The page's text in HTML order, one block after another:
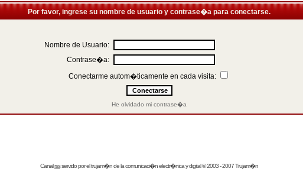
Por favor, ingrese su nombre de usuario y contrase�a para conectarse.
Nombre de Usuario:
Contrase�a:
Conectarme autom�ticamente en cada visita:
He olvidado mi contrase�a
Canalrssservido por eltrujam�nde la comunicaci�n electr�nica y digital © 2003 - 2007 Trujam�n